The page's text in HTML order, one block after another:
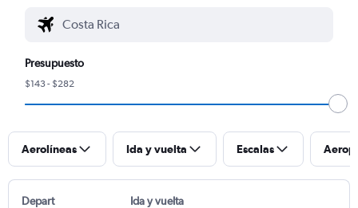
Presupuesto
$143 - $282
Aerolíneas Ida y vuelta Escalas
Depart Ida y vuelta